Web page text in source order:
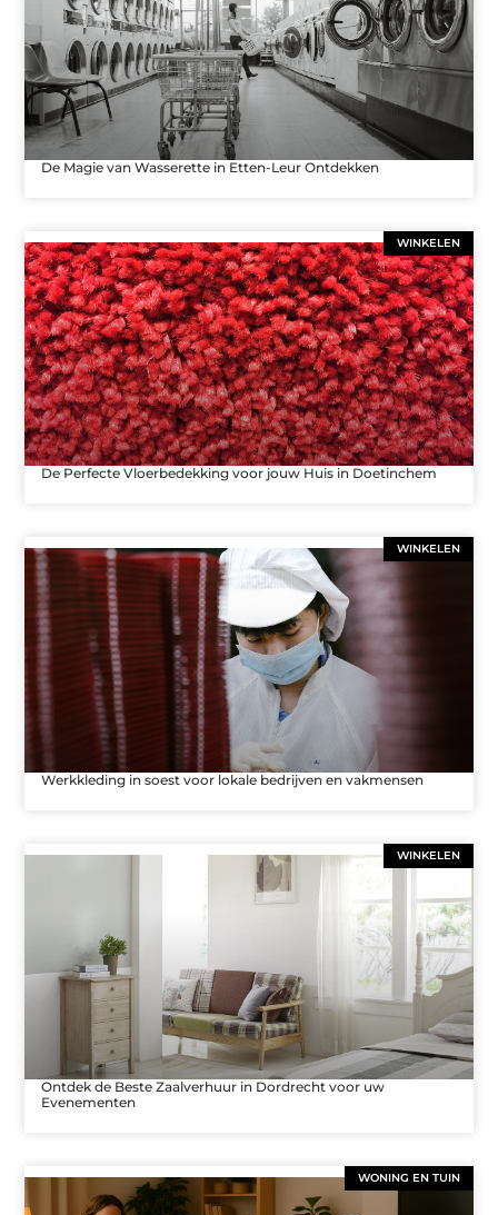
De Magie van Wasserette in Etten-Leur Ontdekken
WINKELEN
De Perfecte Vloerbedekking voor jouw Huis in Doetinchem
WINKELEN
Werkkleding in soest voor lokale bedrijven en vakmensen
WINKELEN
Ontdek de Beste Zaalverhuur in Dordrecht voor uw
Evenementen
WONING EN TUIN